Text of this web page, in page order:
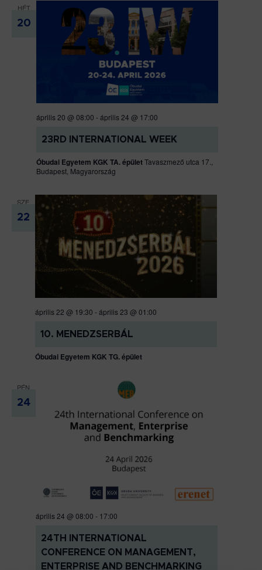
HÉT
20
április 20 @ 08:00 -április 24 @ 17:00
23RD INTERNATIONAL WEEK
Óbudai Egyetem KGK TA. épületTavaszmező utca 17.,
Budapest, Magyarország
SZE
22
április 22 @ 19:30 -április 23 @ 01:00
10. MENEDZSERBÁL
Óbudai Egyetem KGK TG. épület
PÉN
24
április 24 @ 08:00 - 17:00
24TH INTERNATIONAL
CONFERENCE ON MANAGEMENT,
ENTERPRISE AND BENCHMARKING